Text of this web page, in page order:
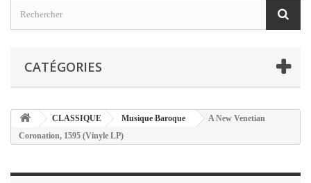
CATÉGORIES
CLASSIQUE Musique Baroque
A New Venetian
Coronation, 1595 (Vinyle LP)